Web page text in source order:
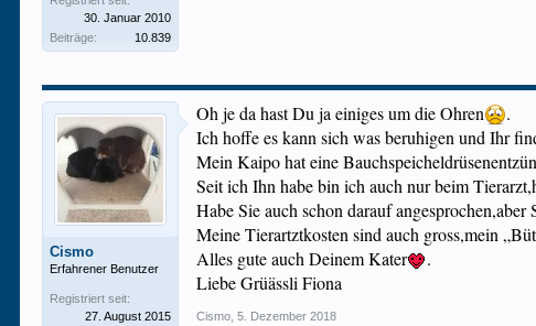
30. Januar 2010
Beiträge:
10.839
Cismo
Erfahrener Benutzer
Registriert seit:
27. August 2015
Oh je da hast Du ja einiges um die Ohren
.
Ich hoffe es kann sich was beruhigen und Ihr
Mein Kaipo hat eine
Seit ich Ihn habe bin ich auch nur beim
Habe Sie auch schon darauf angesprochen,aber
Meine Tierartztkosten sind auch gross,mein
Alles gute auch Deinem Kater
.
Liebe Grüässli Fiona
Cismo 5. Dezember 2018